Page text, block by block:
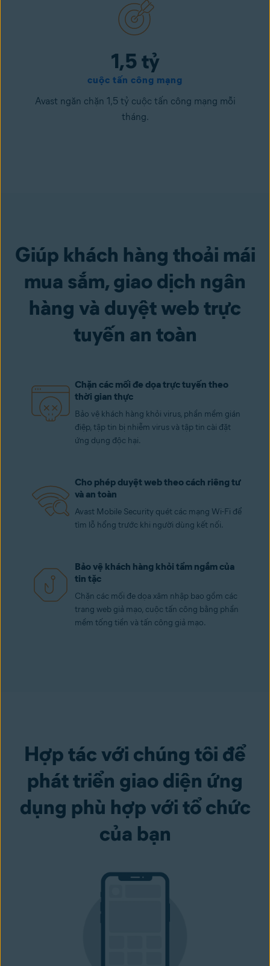
1,5 tỷ
cuộc tấn công mạng
Avast ngăn chặn 1,5 tỷ cuộc tấn công mạng mỗi
tháng.
Giúp khách hàng thoải mái
mua sắm, giao dịch ngân
hàng và duyệt web trực
tuyến an toàn
Chặn các mối đe dọa trực tuyến theo
thời gian thực
Bảo vệ khách hàng khỏi virus, phần mềm gián
điệp, tập tin bị nhiễm virus và tập tin cài đặt
ứng dụng độc hại.
Cho phép duyệt web theo cách riêng tư
và an toàn
Avast Mobile Security quét các mạng Wi-Fi để
tìm lỗ hổng trước khi người dùng kết nối.
Bảo vệ khách hàng khỏi tầm ngắm của
tin tặc
Chặn các mối đe dọa xâm nhập bao gồm các
trang web giả mạo, cuộc tấn công bằng phần
mềm tống tiền và tấn công giả mạo.
Hợp tác với chúng tôi để
phát triển giao diện ứng
dụng phù hợp với tổ chức
của bạn